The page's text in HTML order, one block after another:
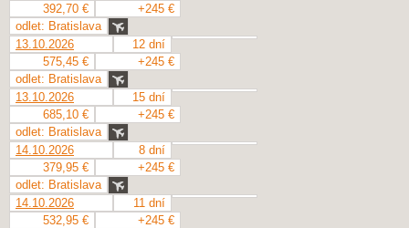
392,70 €
+245 €
odlet: Bratislava
13.10.2026
12 dní
575,45 €
+245 €
odlet: Bratislava
13.10.2026
15 dní
685,10 €
+245 €
odlet: Bratislava
14.10.2026
8 dní
379,95 €
+245 €
odlet: Bratislava
14.10.2026
11 dní
532,95 €
+245 €